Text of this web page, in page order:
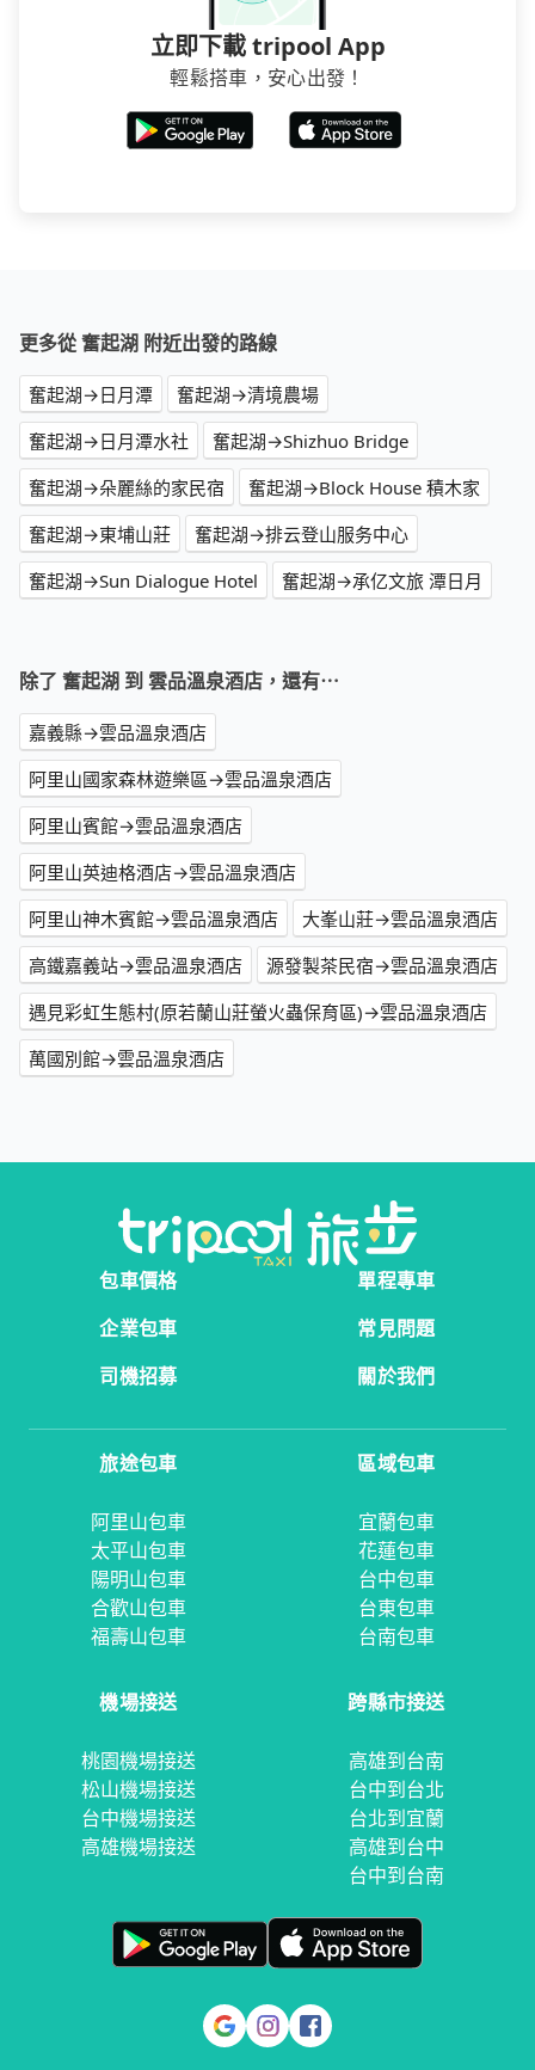
立即下載 tripool App
輕鬆搭車，安心出發！
更多從 奮起湖 附近出發的路線
奮起湖→日月潭
奮起湖→清境農場
奮起湖→日月潭水社
奮起湖→Shizhuo Bridge
奮起湖→朵麗絲的家民宿
奮起湖→Block House 積木家
奮起湖→東埔山莊
奮起湖→排云登山服务中心
奮起湖→Sun Dialogue Hotel
奮起湖→承亿文旅 潭日月
除了 奮起湖 到 雲品溫泉酒店，還有⋯
嘉義縣→雲品溫泉酒店
阿里山國家森林遊樂區→雲品溫泉酒店
阿里山賓館→雲品溫泉酒店
阿里山英迪格酒店→雲品溫泉酒店
阿里山神木賓館→雲品溫泉酒店
大峯山莊→雲品溫泉酒店
高鐵嘉義站→雲品溫泉酒店
源發製茶民宿→雲品溫泉酒店
遇見彩虹生態村(原若蘭山莊螢火蟲保育區)→雲品溫泉酒店
萬國別館→雲品溫泉酒店
包車價格
單程專車
企業包車
常見問題
司機招募
關於我們
旅途包車
阿里山包車
太平山包車
陽明山包車
合歡山包車
福壽山包車
區域包車
宜蘭包車
花蓮包車
台中包車
台東包車
台南包車
機場接送
桃園機場接送
松山機場接送
台中機場接送
高雄機場接送
跨縣市接送
高雄到台南
台中到台北
台北到宜蘭
高雄到台中
台中到台南